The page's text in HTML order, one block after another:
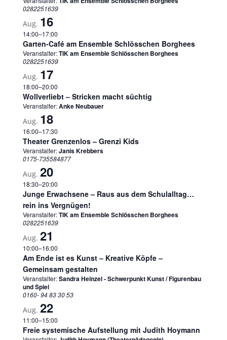
0282251639
Aug. 16
14:00–17:00
Garten-Café am Ensemble Schlösschen Borghees
Veranstalter:TIK am Ensemble Schlösschen Borghees
0282251639
Aug. 17
18:00–20:00
Wollverliebt – Stricken macht süchtig
Veranstalter:Anke Neubauer
Aug. 18
16:00–17:30
Theater Grenzenlos – Grenzi Kids
Veranstalter:Janis Krebbers
0175-735584877
Aug. 20
18:30–20:00
Junge Erwachsene – Raus aus dem Schulalltag…
rein ins Vergnügen!
Veranstalter:TIK am Ensemble Schlösschen Borghees
0282251639
Aug. 21
10:00–16:00
Am Ende ist es Kunst – Kreative Köpfe –
Gemeinsam gestalten
Veranstalter:Sandra Heinzel - Schwerpunkt Kunst / Figurenbau
und Spiel
0160- 94 83 30 53
Aug. 22
11:00–15:00
Freie systemische Aufstellung mit Judith Hoymann